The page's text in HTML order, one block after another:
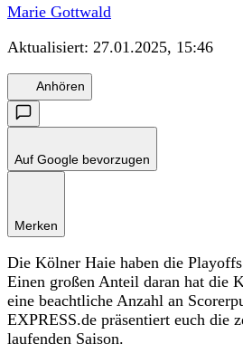
Marie Gottwald
Aktualisiert: 27.01.2025, 15:46
Anhören
Auf Google bevorzugen
Merken
Die Kölner Haie haben die
Einen großen Anteil daran hat die
eine beachtliche Anzahl an
EXPRESS.de präsentiert euch die
laufenden Saison.